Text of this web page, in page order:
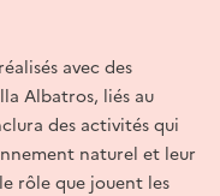
avec des
Albatros, liés au
des activités qui
naturel et leur
rôle que jouent les